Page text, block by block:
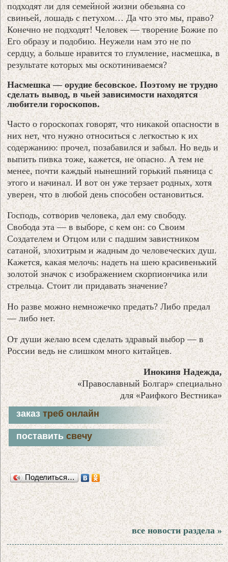
подходят ли для семейной жизни обезьяна со
свиньей, лошадь с петухом… Да что это мы, право?
Конечно не подходят! Человек — творение Божие по
Его образу и подобию. Неужели нам это не по
сердцу, а больше нравится то глумление, насмешка, в
результате которых мы оскотиниваемся?
Насмешка — орудие бесовское. Поэтому не трудно
сделать вывод, в чьей зависимости находятся
любители гороскопов.
Часто о гороскопах говорят, что никакой опасности в
них нет, что нужно относиться с легкостью к их
содержанию: прочел, позабавился и забыл. Но ведь и
выпить пивка тоже, кажется, не опасно. А тем не
менее, почти каждый нынешний горький пьяница с
этого и начинал. И вот он уже терзает родных, хотя
уверен, что в любой день способен остановиться.
Господь, сотворив человека, дал ему свободу.
Свобода эта — в выборе, с кем он: со Своим
Создателем и Отцом или с падшим завистником
сатаной, злохитрым и жадным до человеческих душ.
Кажется, какая мелочь: надеть на шею красивенький
золотой значок с изображением скорпиончика или
стрельца. Стоит ли придавать значение?
Но разве можно немножечко предать? Либо предал
— либо нет.
От души желаю всем сделать здравый выбор — в
России ведь не слишком много китайцев.
Инокиня Надежда,
«Православный Болгар» специально
для «Раифкого Вестника»
заказтреб онлайн
поставитьсвечу
Поделиться…
все новости раздела »